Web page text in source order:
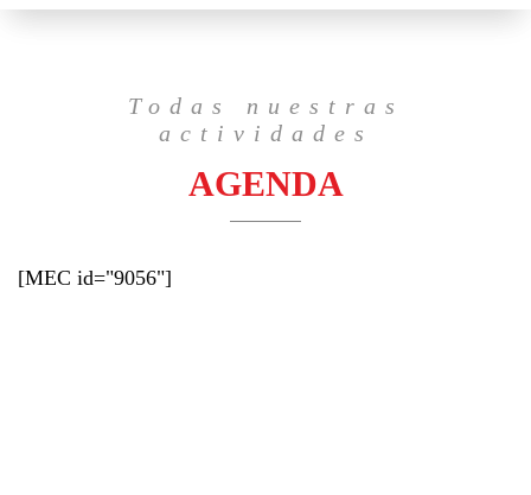
Todas nuestras
actividades
AGENDA
[MEC id="9056"]